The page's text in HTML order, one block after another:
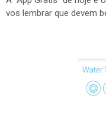
vos lembrar que devem